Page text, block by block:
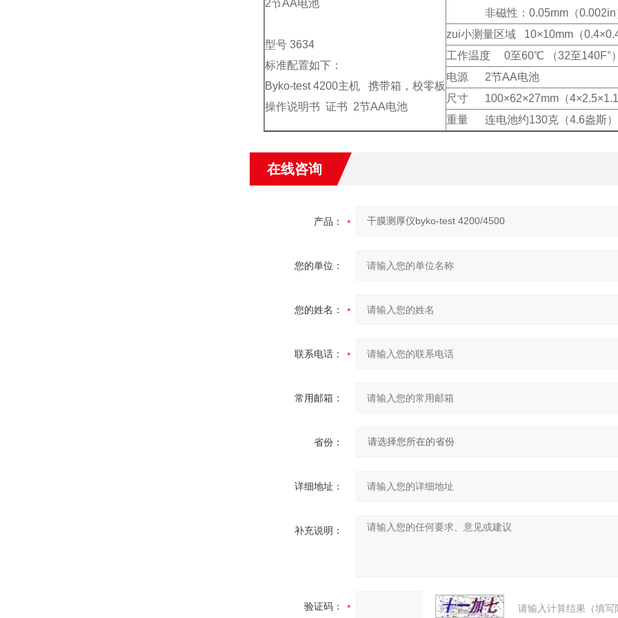
2节AA电池
型号 3634
标准配置如下：
Byko-test 4200主机 携带箱，校零板
操作说明书 证书 2节AA电池
非磁性：0.05mm（0.002in
zui小测量区域 10×10mm（
工作温度 0至60℃ （32至140F°）
电源 2节AA电池
尺寸 100×62×27mm（
重量 连电池约130克（4.6盎斯）
在线咨询
产品：
您的单位：
您的姓名：
联系电话：
常用邮箱：
省份：
详细地址：
补充说明：
验证码： 请输入计算结果（填